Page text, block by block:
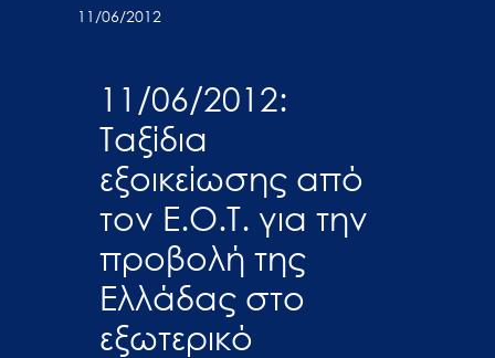
προσβασιμότητας.
11/06/2012
11/06/2012:
Ταξίδια
εξοικείωσης από
τον Ε.Ο.Τ. για την
προβολή της
Ελλάδας στο
εξωτερικό